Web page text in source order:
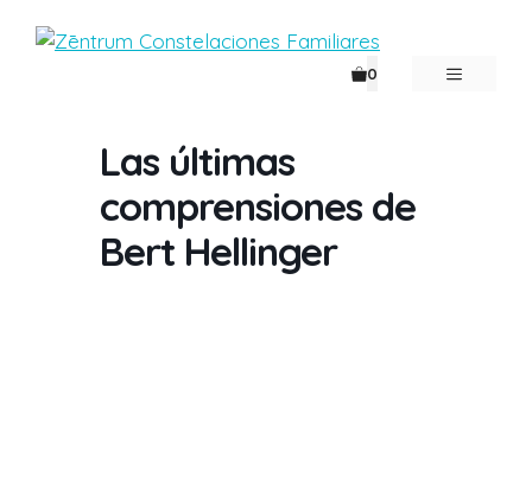
0 MENÚ
Las últimas
comprensiones de
Bert Hellinger